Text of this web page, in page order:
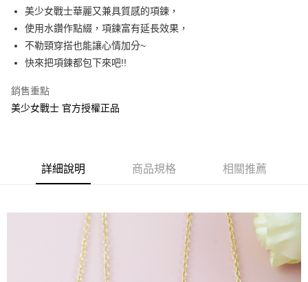
Apple Pay
街口支付
悠遊付
AFTEE先享後付
相關說明
２．便利：只要手機號碼，簡訊認證，即可結帳。
１．於結帳方式選擇「AFTEE先享後付」後，將跳轉至「AFTEE先享後付」
結帳頁面，進行簡訊認證並確認金額後，即可完成結帳。
２．訂單成立數日內，您將收到繳費通知簡訊。
３．收到繳費通知簡訊後14天內，點擊此簡訊中的連結，可透過四大超商／
ATM／網路銀行／等多元方式進行付款，方視為交易完成。
※ 請注意：結帳手續完成當下不需立刻繳費，但若您需要取消訂單，請聯絡
全家付款取貨
每筆NT$60，滿NT$499(含以上)免運費
美少女戰士華麗又兼具質感的項鍊，
使用水鑽作點綴，項鍊富有延長效果，
不勒頸穿搭也能讓心情加分~
快來把項鍊都包下來吧!!
銷售重點
美少女戰士 官方授權正品
詳細說明 商品規格 相關推薦